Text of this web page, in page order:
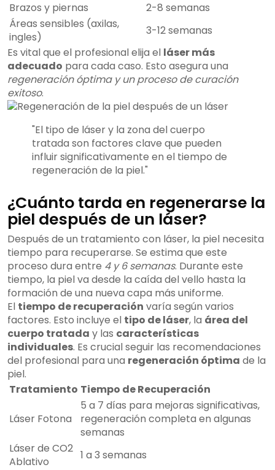
Brazos y piernas
2-8 semanas
Áreas sensibles (axilas,
ingles)
3-12 semanas
Es vital que el profesional elija el láser más
adecuado para cada caso. Esto asegura una
regeneración óptima y un proceso de curación
exitoso.
"El tipo de láser y la zona del cuerpo
tratada son factores clave que pueden
influir significativamente en el tiempo de
regeneración de la piel."
¿Cuánto tarda en regenerarse la
piel después de un láser?
Después de un tratamiento con láser, la piel necesita
tiempo para recuperarse. Se estima que este
proceso dura entre 4 y 6 semanas. Durante este
tiempo, la piel va desde la caída del vello hasta la
formación de una nueva capa más uniforme.
El tiempo de recuperación varía según varios
factores. Esto incluye el tipo de láser, la área del
cuerpo tratada y las características
individuales. Es crucial seguir las recomendaciones
del profesional para una regeneración óptima de la
piel.
Tratamiento Tiempo de Recuperación
Láser Fotona
5 a 7 días para mejoras significativas,
regeneración completa en algunas
semanas
Láser de CO2
Ablativo
1 a 3 semanas